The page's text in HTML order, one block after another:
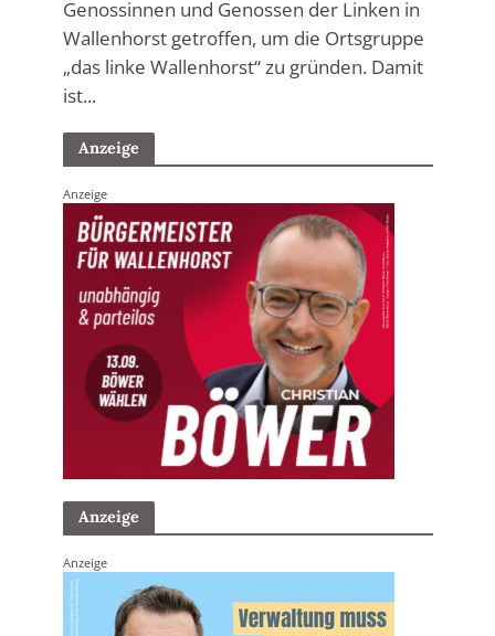
Genossinnen und Genossen der Linken in
Wallenhorst getroffen, um die Ortsgruppe
„das linke Wallenhorst“ zu gründen. Damit
ist...
Anzeige
Anzeige
Anzeige
Anzeige